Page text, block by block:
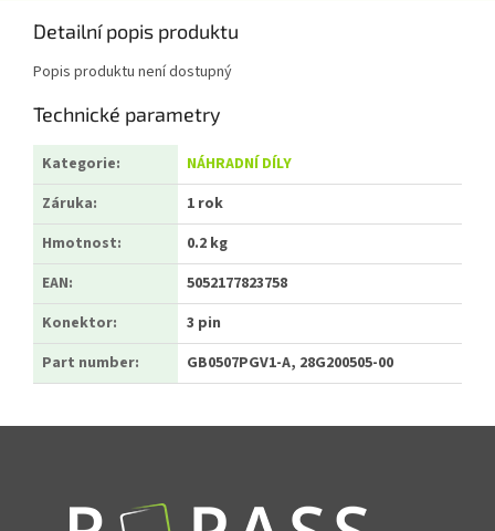
Detailní popis produktu
Popis produktu není dostupný
Technické parametry
Kategorie:
NÁHRADNÍ DÍLY
Záruka:
1 rok
Hmotnost:
0.2 kg
EAN:
5052177823758
Konektor:
3 pin
Part number: GB0507PGV1-A, 28G200505-00